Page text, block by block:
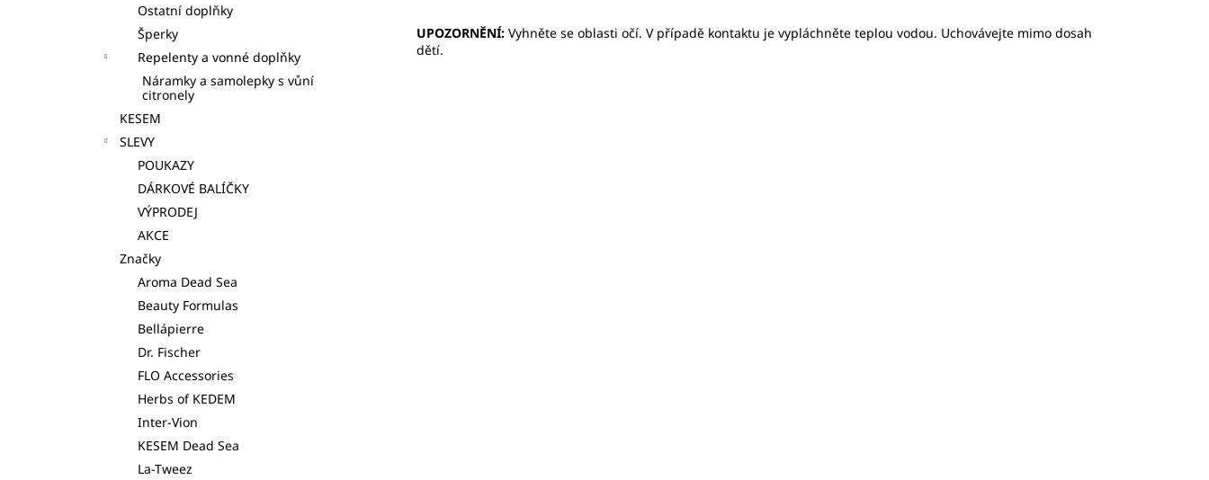
Ostatní doplňky
Šperky
Repelenty a vonné doplňky
Náramky a samolepky s vůní
citronely
KESEM
SLEVY
POUKAZY
DÁRKOVÉ BALÍČKY
VÝPRODEJ
AKCE
Značky
Aroma Dead Sea
Beauty Formulas
Bellápierre
Dr. Fischer
FLO Accessories
Herbs of KEDEM
Inter-Vion
KESEM Dead Sea
La-Tweez
UPOZORNĚNÍ: Vyhněte se oblasti očí. V případě kontaktu je vypláchněte teplou vodou. Uchovávejte mimo dosah
dětí.